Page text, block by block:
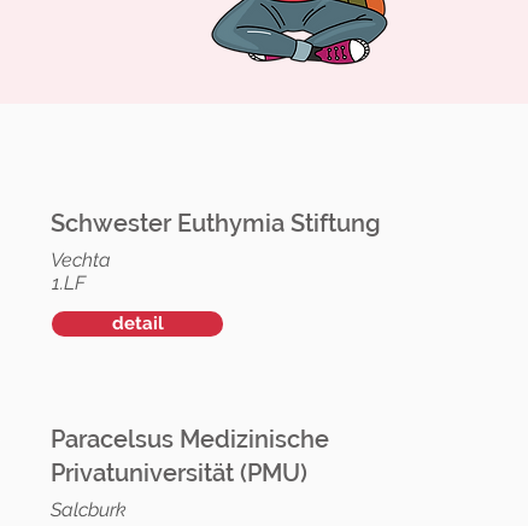
Schwester Euthymia Stiftung
Vechta
1.LF
detail
Paracelsus Medizinische
Privatuniversität (PMU)
Salcburk